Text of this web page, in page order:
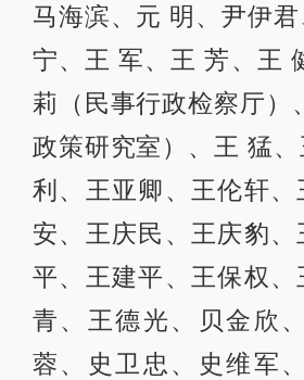
马海滨、元 明、尹伊
宁、王 军、王 芳、王
莉（民事行政检察厅）
政策研究室）、王 猛
利、王亚卿、王伦轩、
安、王庆民、王庆豹、
平、王建平、王保权、
青、王德光、贝金欣
蓉、史卫忠、史维军